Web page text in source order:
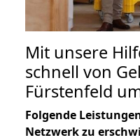
Mit unsere
schnell von
Fürstenfeld
Folgende
Netzwerk zu